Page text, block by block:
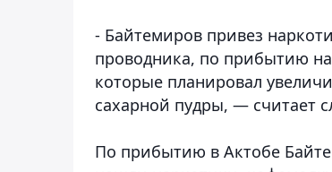
- Байтемиров привез
проводника, по прибытию
которые планировал
сахарной пудры, — считает
По прибытию в Актобе